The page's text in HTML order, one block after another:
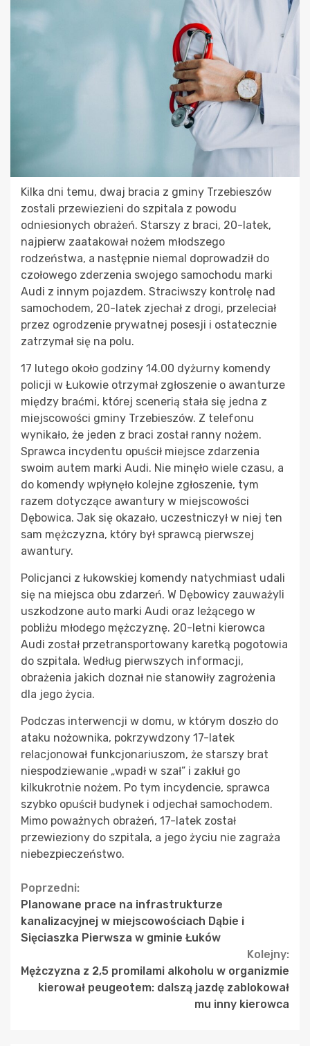
Kilka dni temu, dwaj bracia z gminy Trzebieszów
zostali przewiezieni do szpitala z powodu
odniesionych obrażeń. Starszy z braci, 20-latek,
najpierw zaatakował nożem młodszego
rodzeństwa, a następnie niemal doprowadził do
czołowego zderzenia swojego samochodu marki
Audi z innym pojazdem. Straciwszy kontrolę nad
samochodem, 20-latek zjechał z drogi, przeleciał
przez ogrodzenie prywatnej posesji i ostatecznie
zatrzymał się na polu.
17 lutego około godziny 14.00 dyżurny komendy
policji w Łukowie otrzymał zgłoszenie o awanturze
między braćmi, której scenerią stała się jedna z
miejscowości gminy Trzebieszów. Z telefonu
wynikało, że jeden z braci został ranny nożem.
Sprawca incydentu opuścił miejsce zdarzenia
swoim autem marki Audi. Nie minęło wiele czasu, a
do komendy wpłynęło kolejne zgłoszenie, tym
razem dotyczące awantury w miejscowości
Dębowica. Jak się okazało, uczestniczył w niej ten
sam mężczyzna, który był sprawcą pierwszej
awantury.
Policjanci z łukowskiej komendy natychmiast udali
się na miejsca obu zdarzeń. W Dębowicy zauważyli
uszkodzone auto marki Audi oraz leżącego w
pobliżu młodego mężczyznę. 20-letni kierowca
Audi został przetransportowany karetką pogotowia
do szpitala. Według pierwszych informacji,
obrażenia jakich doznał nie stanowiły zagrożenia
dla jego życia.
Podczas interwencji w domu, w którym doszło do
ataku nożownika, pokrzywdzony 17-latek
relacjonował funkcjonariuszom, że starszy brat
niespodziewanie „wpadł w szał” i zakłuł go
kilkukrotnie nożem. Po tym incydencie, sprawca
szybko opuścił budynek i odjechał samochodem.
Mimo poważnych obrażeń, 17-latek został
przewieziony do szpitala, a jego życiu nie zagraża
niebezpieczeństwo.
Continue
Reading
Poprzedni:
Planowane prace na infrastrukturze
kanalizacyjnej w miejscowościach Dąbie i
Sięciaszka Pierwsza w gminie Łuków
Kolejny:
Mężczyzna z 2,5 promilami alkoholu w organizmie
kierował peugeotem: dalszą jazdę zablokował
mu inny kierowca